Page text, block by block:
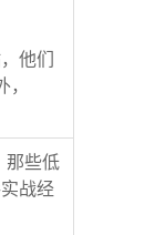
他们
那些低
战经